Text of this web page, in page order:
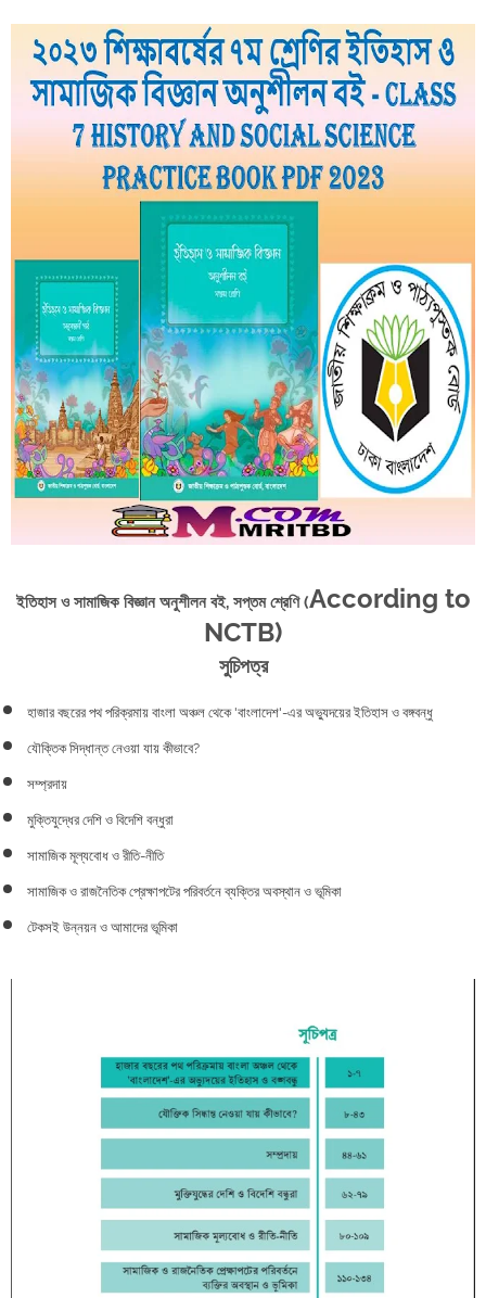
ইতিহাস ও সামাজিক বিজ্ঞান অনুশীলন বই, সপ্তম শ্রেণি (According to
NCTB)
সুচিপত্র
হাজার বছরের পথ পরিক্রমায় বাংলা অঞ্চল থেকে 'বাংলাদেশ'-এর অভ্যুদয়ের ইতিহাস ও বঙ্গবন্ধু
যৌক্তিক সিদ্ধান্ত নেওয়া যায় কীভাবে?
সম্প্রদায়
মুক্তিযুদ্ধের দেশি ও বিদেশি বন্ধুরা
সামাজিক মূল্যবোধ ও রীতি-নীতি
সামাজিক ও রাজনৈতিক প্রেক্ষাপটের পরিবর্তনে ব্যক্তির অবস্থান ও ভূমিকা
টেকসই উন্নয়ন ও আমাদের ভূমিকা